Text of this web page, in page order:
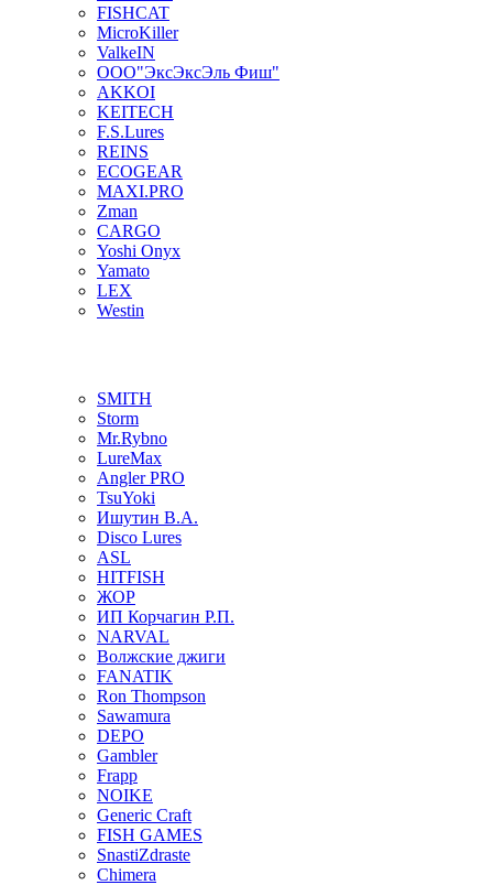
FISHCAT
MicroKiller
ValkeIN
ООО"ЭксЭксЭль Фиш"
AKKOI
KEITECH
F.S.Lures
REINS
ECOGEAR
MAXI.PRO
Zman
CARGO
Yoshi Onyx
Yamato
LEX
Westin
SMITH
Storm
Mr.Rybno
LureMax
Angler PRO
TsuYoki
Ишутин В.А.
Disco Lures
ASL
HITFISH
ЖОР
ИП Корчагин Р.П.
NARVAL
Волжские джиги
FANATIK
Ron Thompson
Sawamura
DEPO
Gambler
Frapp
NOIKE
Generic Craft
FISH GAMES
SnastiZdraste
Chimera